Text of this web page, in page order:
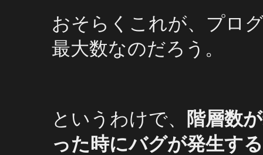
おそらくこれが、プロ
最大数なのだろう。
というわけで、
階層数
った時にバグが発生する